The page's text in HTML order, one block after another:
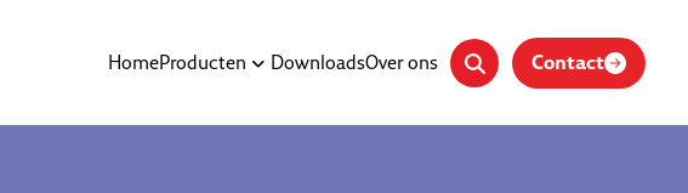
HomeProducten DownloadsOver ons Contact